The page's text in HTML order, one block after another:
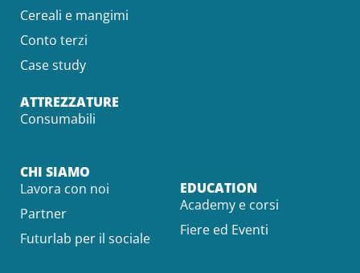
Cereali e mangimi
Conto terzi
Case study
ATTREZZATURE
Consumabili
CHI SIAMO
Lavora con noi
Partner
Futurlab per il sociale
EDUCATION
Academy e corsi
Fiere ed Eventi